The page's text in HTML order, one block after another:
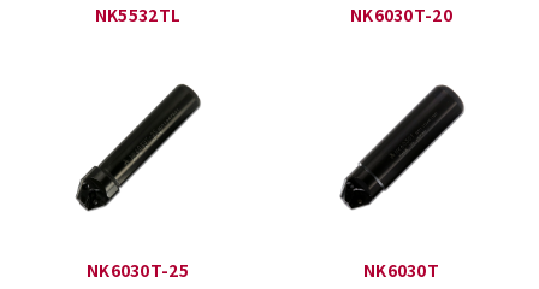
NK5532TL NK6030T-20
NK6030T-25 NK6030T